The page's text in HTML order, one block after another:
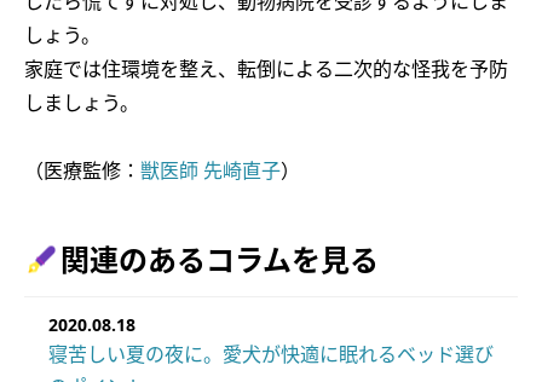
しょう。
家庭では住環境を整え、転倒による二次的な怪我を予防
しましょう。
（医療監修： 獣医師 先崎直子）
関連のあるコラムを見る
2020.08.18
寝苦しい夏の夜に。愛犬が快適に眠れるベッド選び